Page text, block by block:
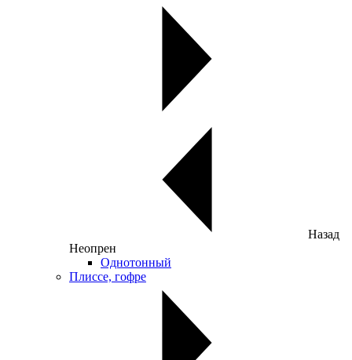
Назад
Неопрен
Однотонный
Плиссе, гофре